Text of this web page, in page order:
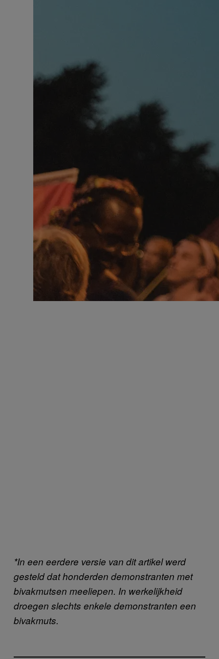
*In een eerdere versie van dit artikel werd
gesteld dat honderden demonstranten met
bivakmutsen meeliepen. In werkelijkheid
droegen slechts enkele demonstranten een
bivakmuts.